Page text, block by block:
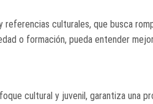
culturales, que busca
o formación, pueda entender
cultural y juvenil, garantiza una